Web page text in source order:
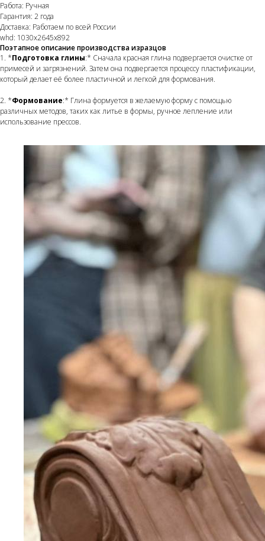
Работа: Ручная
Гарантия: 2 года
Доставка: Работаем по всей России
whd: 1030x2645x892
Поэтапное описание производства изразцов
1. *Подготовка глины:* Сначала красная глина подвергается очистке от
примесей и загрязнений. Затем она подвергается процессу пластификации,
который делает её более пластичной и легкой для формования.
2. *Формование:* Глина формуется в желаемую форму с помощью
различных методов, таких как литье в формы, ручное лепление или
использование прессов.